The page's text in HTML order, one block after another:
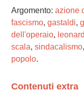
Argomento: azione
fascismo, gastaldi,
dell'operaio,
scala, sindacalismo,
popolo.
Contenuti extra